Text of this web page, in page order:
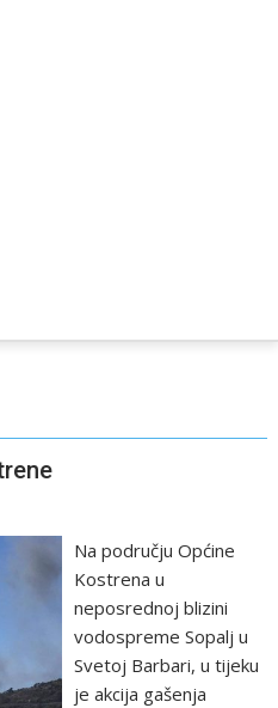
Na području Općine
Kostrena u
neposrednoj blizini
vodospreme Sopalj u
Svetoj Barbari, u tijeku
je akcija gašenja